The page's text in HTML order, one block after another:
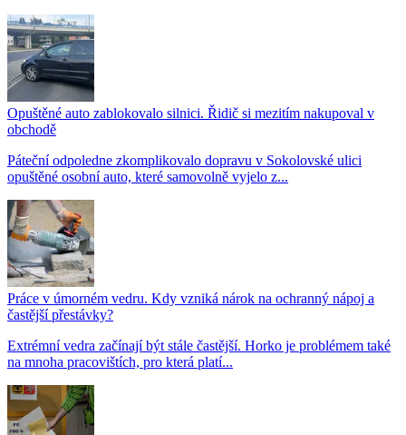
Opuštěné auto zablokovalo silnici. Řidič si mezitím nakupoval v
obchodě
Páteční odpoledne zkomplikovalo dopravu v Sokolovské ulici
opuštěné osobní auto, které samovolně vyjelo z...
Práce v úmorném vedru. Kdy vzniká nárok na ochranný nápoj a
častější přestávky?
Extrémní vedra začínají být stále častější. Horko je problémem také
na mnoha pracovištích, pro která platí...